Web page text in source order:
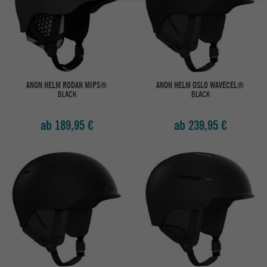
ANON HELM RODAN MIPS®
BLACK
ab 189,95 €
ANON HELM OSLO WAVECEL®
BLACK
ab 239,95 €